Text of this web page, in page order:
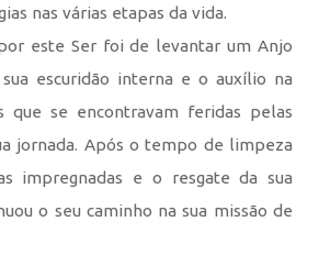
nas várias etapas da vida.
este Ser foi de levantar um Anjo
escuridão interna e o auxílio na
que se encontravam feridas pelas
jornada. Após o tempo de limpeza
impregnadas e o resgate da sua
o seu caminho na sua missão de